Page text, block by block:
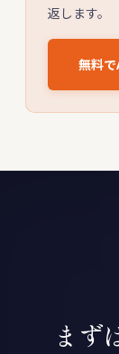
返します。
無料
まず